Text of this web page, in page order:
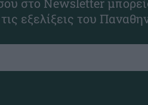
εξελίξεις του